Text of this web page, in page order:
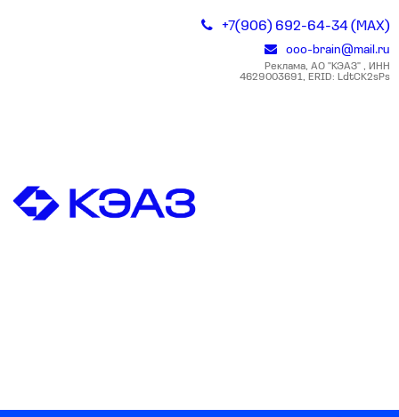
+7(906) 692-64-34 (MAX)
ooo-brain@mail.ru
Реклама, АО "КЭАЗ" , ИНН
4629003691, ERID: LdtCK2sPs